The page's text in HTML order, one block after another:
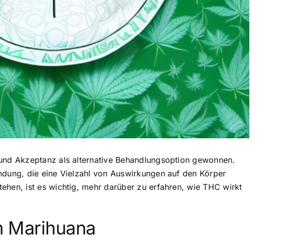
Akzeptanz als alternative Behandlungsoption gewonnen.
die eine Vielzahl von Auswirkungen auf den Körper
ist es wichtig, mehr darüber zu erfahren, wie THC wirkt
Marihuana